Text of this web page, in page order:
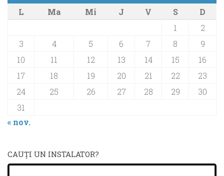
L
Ma Mi J V S
D
1
2
3
4 5 6 7 8
9
10
11 12 13 14 15
16
17
18 19 20 21 22
23
24
25 26 27 28 29
30
31
« nov.
CAUŢI UN INSTALATOR?